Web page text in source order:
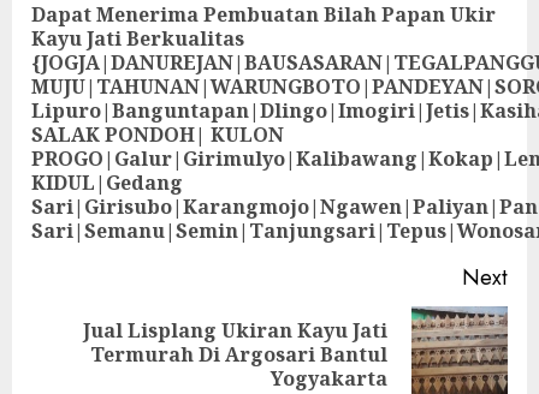
Dapat Menerima Pembuatan Bilah Papan Ukir
Kayu Jati Berkualitas
SALAK PONDOH| KULON
KIDUL|Gedang
Next
Jual Lisplang Ukiran Kayu Jati
Termurah Di Argosari Bantul
Yogyakarta